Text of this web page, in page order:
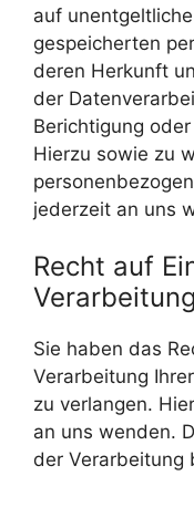
auf
gespeicherten
deren Herkunft
der
Berichtigung
Hierzu sowie zu
jederzeit an uns
Recht auf
Verarbeitung
Sie haben das
Verarbeitung
zu verlangen.
an uns wenden.
der Verarbeitung